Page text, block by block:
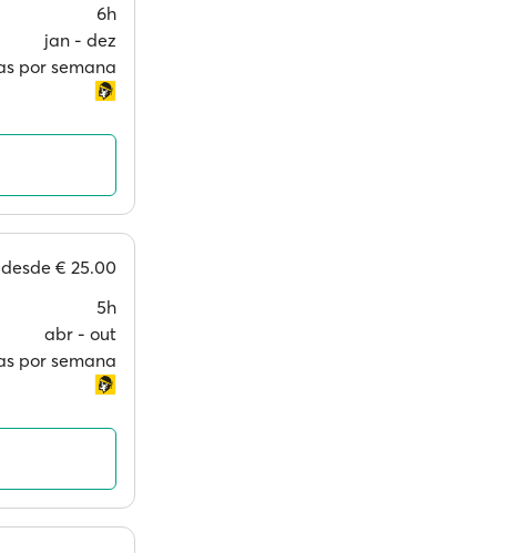
6h
jan ‐ dez
por semana
desde € 25.00
5h
abr ‐ out
por semana